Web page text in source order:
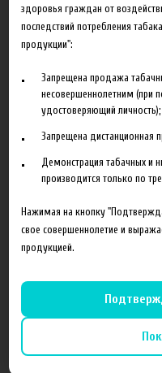
от 550 руб
12 мг
здоровья граждан от
последствий потребления
продукции":
Запрещена продажа
несовершеннолетним (при
удостоверяющий личность);
Запрещена дистанционная
Демонстрация табачных и
производится только по
Нажимая на кнопку
свое совершеннолетие и
продукцией.